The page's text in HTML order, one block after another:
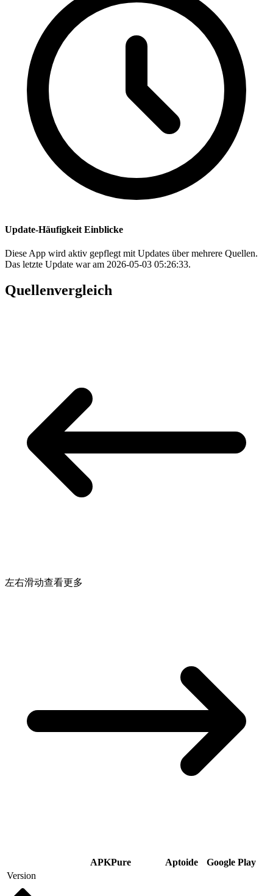
Update-Häufigkeit Einblicke
Diese App wird aktiv gepflegt mit Updates über mehrere Quellen.
Das letzte Update war am 2026-05-03 05:26:33.
Quellenvergleich
左右滑动查看更多
APKPure Aptoide
Google Play
Version